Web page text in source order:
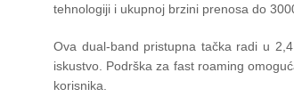
tehnologiji i ukupnoj brzini prenosa do
Ova dual-band pristupna tačka radi u
iskustvo. Podrška za fast roaming
korisnika.